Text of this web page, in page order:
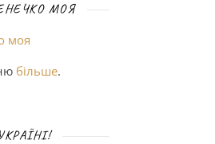
МОЯ
більше.